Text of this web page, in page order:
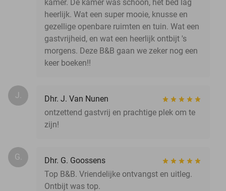
kamer. De kamer was schoon, het bed lag
heerlijk. Wat een super mooie, knusse en
gezellige openbare ruimten en tuin. Wat een
gastvrijheid, en wat een heerlijk ontbijt 's
morgens. Deze B&B gaan we zeker nog een
keer boeken!!
J.
Dhr. J. Van Nunen
ontzettend gastvrij en prachtige plek om te
zijn!
G.
Dhr. G. Goossens
Top B&B. Vriendelijke ontvangst en uitleg.
Ontbijt was top.